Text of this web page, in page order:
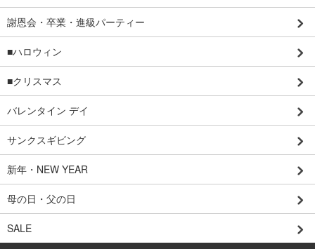
謝恩会・卒業・進級パーティー
■ハロウィン
■クリスマス
バレンタイン デイ
サンクスギビング
新年・NEW YEAR
母の日・父の日
SALE